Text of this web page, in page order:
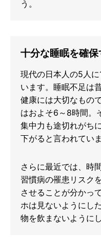
う。
十分な睡眠を確保
現代の日本人の5人
います。睡眠不足は
健康には大切なもの
はおよそ6～8時間。
集中力も途切れがち
下がると言われていま
さらに最近では、時
習慣病の罹患リスク
させることが分かっ
ホは見ないようにし
物を飲まないように